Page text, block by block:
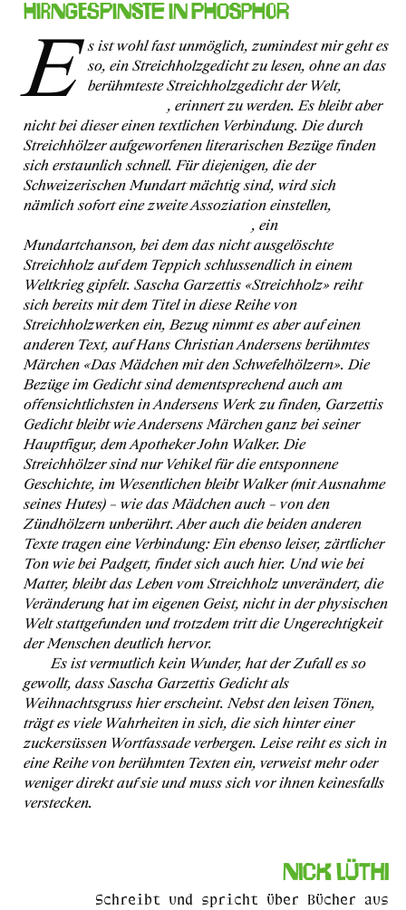
Hirngespinste in Phosphor
E s ist wohl fast unmöglich, zumindest mir geht es
so, ein Streichholzgedicht zu lesen, ohne an das
berühmteste Streichholzgedicht der Welt,
von Ron Padgett, erinnert zu werden. Es bleibt aber
nicht bei dieser einen textlichen Verbindung. Die durch
Streichhölzer aufgeworfenen literarischen Bezüge finden
sich erstaunlich schnell. Für diejenigen, die der
Schweizerischen Mundart mächtig sind, wird sich
nämlich sofort eine zweite Assoziation einstellen,
von Mani Matter, ein
Mundartchanson, bei dem das nicht ausgelöschte
Streichholz auf dem Teppich schlussendlich in einem
Weltkrieg gipfelt. Sascha Garzettis «Streichholz» reiht
sich bereits mit dem Titel in diese Reihe von
Streichholzwerken ein, Bezug nimmt es aber auf einen
anderen Text, auf Hans Christian Andersens berühmtes
Märchen «Das Mädchen mit den Schwefelhölzern». Die
Bezüge im Gedicht sind dementsprechend auch am
offensichtlichsten in Andersens Werk zu finden, Garzettis
Gedicht bleibt wie Andersens Märchen ganz bei seiner
Hauptfigur, dem Apotheker John Walker. Die
Streichhölzer sind nur Vehikel für die entsponnene
Geschichte, im Wesentlichen bleibt Walker (mit Ausnahme
seines Hutes) – wie das Mädchen auch – von den
Zündhölzern unberührt. Aber auch die beiden anderen
Texte tragen eine Verbindung: Ein ebenso leiser, zärtlicher
Ton wie bei Padgett, findet sich auch hier. Und wie bei
Matter, bleibt das Leben vom Streichholz unverändert, die
Veränderung hat im eigenen Geist, nicht in der physischen
Welt stattgefunden und trotzdem tritt die Ungerechtigkeit
der Menschen deutlich hervor.
Es ist vermutlich kein Wunder, hat der Zufall es so
gewollt, dass Sascha Garzettis Gedicht als
Weihnachtsgruss hier erscheint. Nebst den leisen Tönen,
trägt es viele Wahrheiten in sich, die sich hinter einer
zuckersüssen Wortfassade verbergen. Leise reiht es sich in
eine Reihe von berühmten Texten ein, verweist mehr oder
weniger direkt auf sie und muss sich vor ihnen keinesfalls
verstecken.
Nick Lüthi
Schreibt und spricht über Bücher aus